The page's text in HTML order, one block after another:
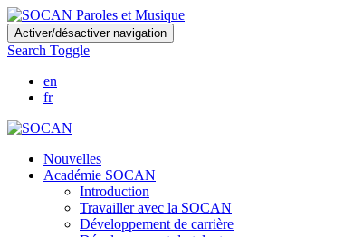
Skip
to
main
content
Activer/désactiver navigation
Search Toggle
en
fr
Nouvelles
Académie SOCAN
Introduction
Travailler avec la SOCAN
Développement de carrière